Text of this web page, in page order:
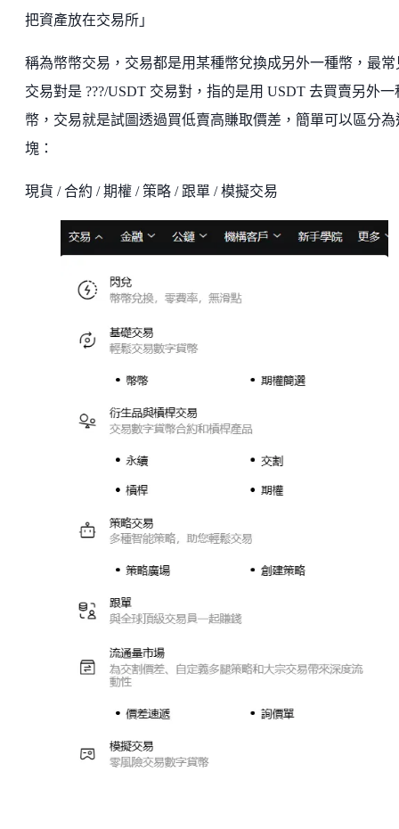
把資產放在交易所」
稱為幣幣交易，交易都是用某種幣兌換成另外一種幣，最常
交易對是 ???/USDT 交易對，指的是用 USDT 去買賣另外一
幣，交易就是試圖透過買低賣高賺取價差，簡單可以區分為
塊：
現貨 / 合約 / 期權 / 策略 / 跟單 / 模擬交易